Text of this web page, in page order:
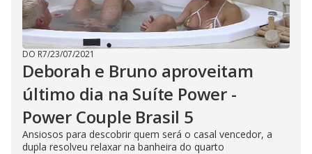
DO R7/23/07/2021
Deborah e Bruno aproveitam
último dia na Suíte Power -
Power Couple Brasil 5
Ansiosos para descobrir quem será o casal vencedor, a
dupla resolveu relaxar na banheira do quarto